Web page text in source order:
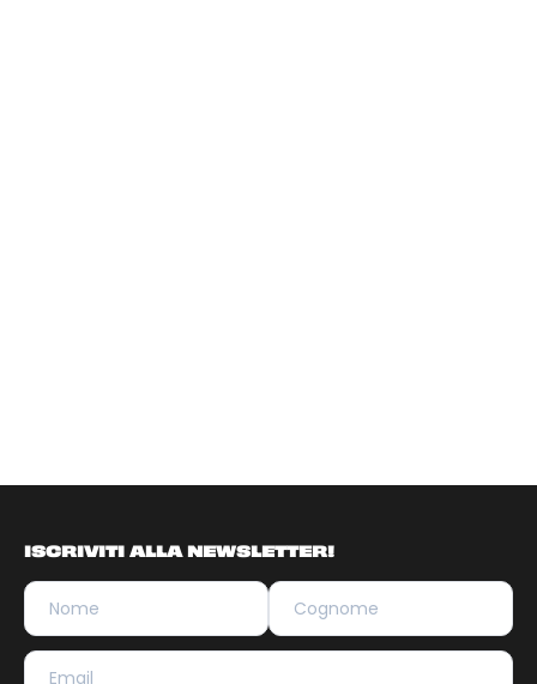
ISCRIVITI ALLA NEWSLETTER!